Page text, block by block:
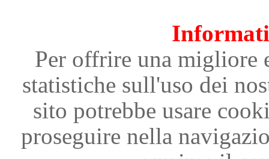
Per offrire una migliore
statistiche sull'uso dei
sito potrebbe usare
proseguire nella